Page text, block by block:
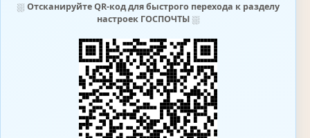
⛆ Отсканируйте QR-код для быстрого перехода к разделу
настроек ГОСПОЧТЫ⛆